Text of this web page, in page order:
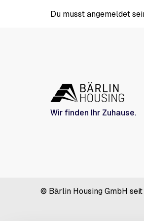
Du musst angemeldet
Wir finden Ihr Zuhause.
© Bärlin Housing GmbH